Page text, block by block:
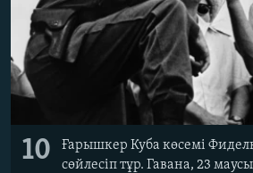
10
Ғарышкер Куба көсемі
сөйлесіп тұр. Гавана, 23